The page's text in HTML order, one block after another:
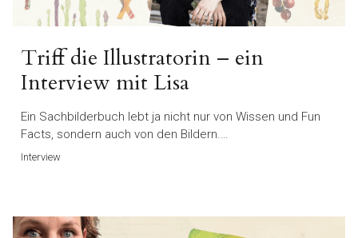
Triff die Illustratorin – ein
Interview mit Lisa
Ein Sachbilderbuch lebt ja nicht nur von Wissen und Fun
Facts, sondern auch von den Bildern.…
Interview